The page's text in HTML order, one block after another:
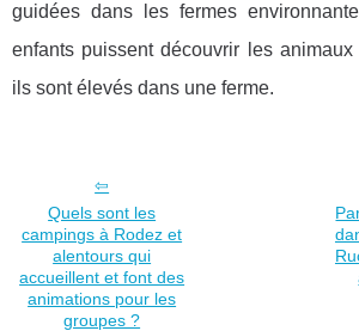
guidées dans les fermes
enfants puissent découvrir les
ils sont élevés dans une ferme.
Quels sont les
campings à Rodez et
alentours qui
accueillent et font des
animations pour les
groupes ?